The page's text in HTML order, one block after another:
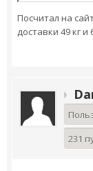
Посчитал на
доставки 49 кг
231